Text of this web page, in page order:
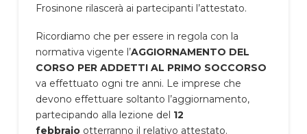
Frosinone rilascerà ai partecipanti l’attestato.
Ricordiamo che per essere in regola con la
normativa vigente l’AGGIORNAMENTO DEL
CORSO PER ADDETTI AL PRIMO SOCCORSO
va effettuato ogni tre anni. Le imprese che
devono effettuare soltanto l’aggiornamento,
partecipando alla lezione del 12
febbraiootterranno il relativo attestato.